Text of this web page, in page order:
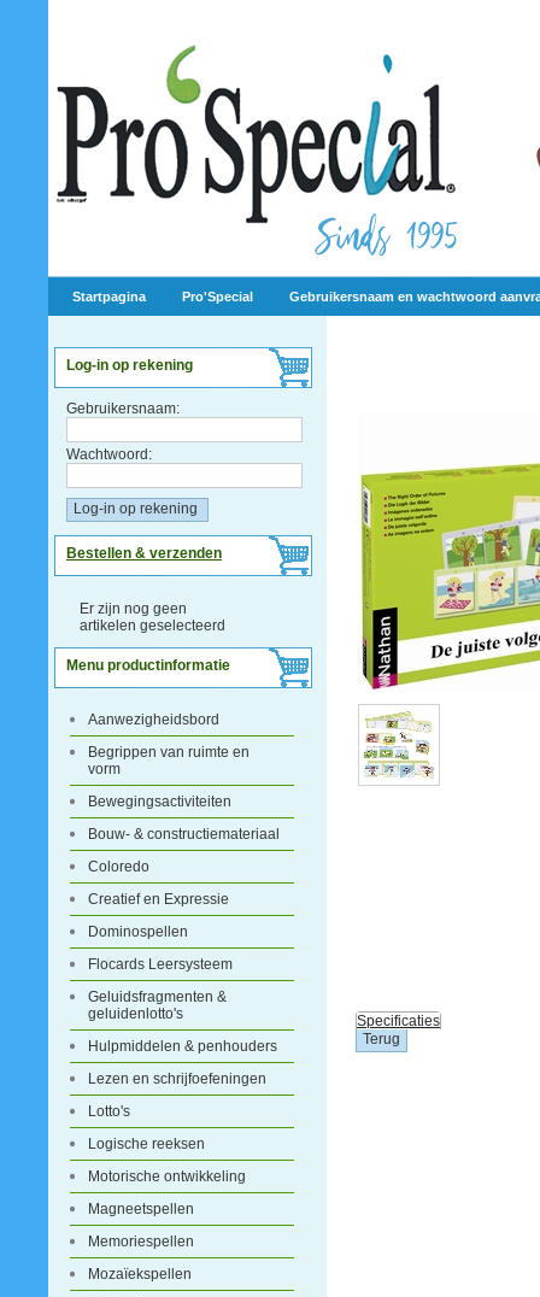
Startpagina Pro'Special Gebruikersnaam en wachtwoord
Log-in op rekening
Gebruikersnaam:
Wachtwoord:
Bestellen & verzenden
Er zijn nog geen
artikelen geselecteerd
Menu productinformatie
Aanwezigheidsbord
Begrippen van ruimte en
vorm
Bewegingsactiviteiten
Bouw- & constructiemateriaal
Coloredo
Creatief en Expressie
Dominospellen
Flocards Leersysteem
Geluidsfragmenten &
geluidenlotto's
Hulpmiddelen & penhouders
Lezen en schrijfoefeningen
Lotto's
Logische reeksen
Motorische ontwikkeling
Magneetspellen
Memoriespellen
Mozaïekspellen
Specificaties